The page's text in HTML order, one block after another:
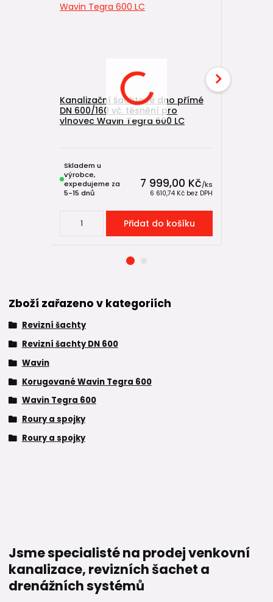
Kanalizační šachtové dno přímé
DN 600/160 vč. těsnění pro
vlnovec Wavin Tegra 600 LC
7 999,00 Kč/ks
6 610,74 Kč bez DPH
Skladem u
výrobce,
expedujeme za
5-15 dnů
Přidat do košíku
Zboží zařazeno v kategoriích
Revizní šachty
Revizní šachty DN 600
Wavin
Korugované Wavin Tegra 600
Wavin Tegra 600
Roury a spojky
Roury a spojky
Jsme specialisté na prodej venkovní
kanalizace, revizních šachet a
drenážních systémů